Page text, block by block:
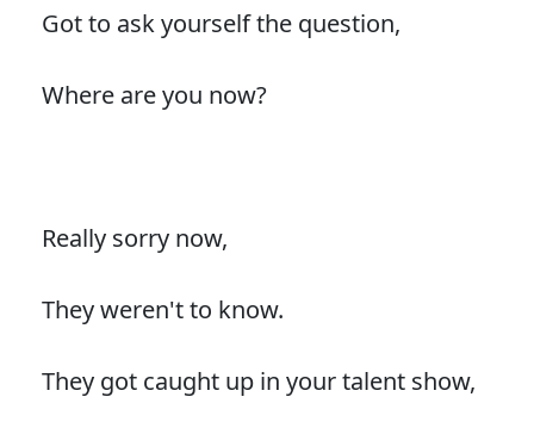
Got to ask yourself the question,
Where are you now?
Really sorry now,
They weren't to know.
They got caught up in your talent show,